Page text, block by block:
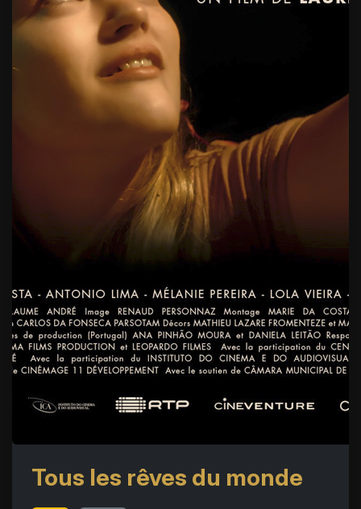
Tous les rêves du monde